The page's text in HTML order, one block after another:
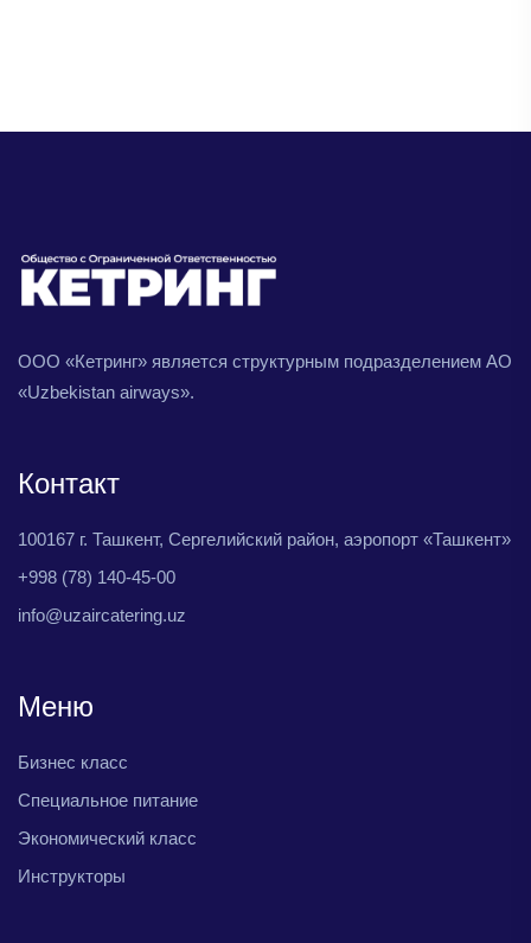
ООО «Кетринг» является структурным подразделением АО
«Uzbekistan airways».
Контакт
100167 г. Ташкент, Сергелийский район, аэропорт «Ташкент»
+998 (78) 140-45-00
info@uzaircatering.uz
Меню
Бизнес класс
Специальное питание
Экономический класс
Инструкторы